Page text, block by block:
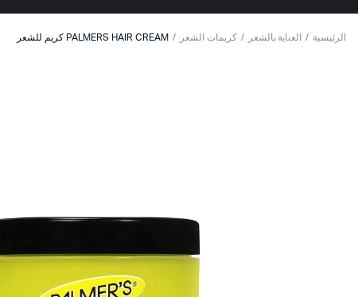
الرئيسية العناية بالشعر كريمات الشعر PALMERS HAIR CREAM كريم للشعر